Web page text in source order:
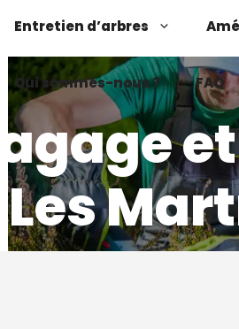
Entretien d’arbres
Qui sommes-nous ? FAQ
à Les